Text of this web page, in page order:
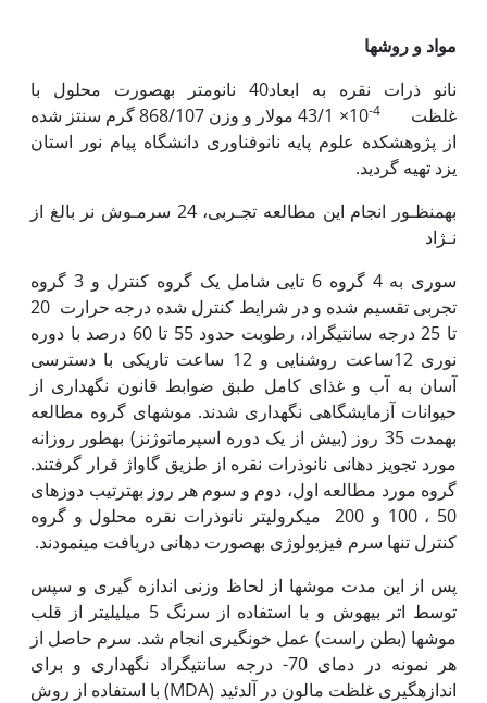
مواد و روش‏ها
نانو ذرات نقره به ابعاد40 نانومتر به‏صورت محلول با
غلظت4-
10× 43/1 مولار و وزن 868/107 گرم سنتز شده
از پژوهشکده علوم پایه نانوفناوری دانشگاه پیام نور استان
یزد تهیه گردید.
به‏منظـور انجام این مطالعه تجـربی، 24 سرمـوش نر بالغ از
نـژاد
سوری به 4 گروه 6 تایی شامل یک گروه کنترل و 3 گروه
تجربی تقسیم شده و در شرایط کنترل شده درجه حرارت 20
تا 25 درجه سانتی‏گراد، رطوبت حدود 55 تا 60 درصد با دوره
نوری 12ساعت روشنایی و 12 ساعت تاریکی با دسترسی
آسان به آب و غذای کامل طبق ضوابط قانون نگه‏داری از
حیوانات آزمایشگاهی نگه‏داری شدند. موش‏های گروه مطالعه
به‏مدت 35 روز (بیش از یک دوره اسپرماتوژنز) به‏طور روزانه
مورد تجویز دهانی نانوذرات نقره از طزیق گاواژ قرار گرفتند.
گروه مورد مطالعه اول، دوم و سوم هر روز به‏ترتیب دوزهای
50 ، 100 و 200 میکرولیتر نانوذرات نقره محلول و گروه
کنترل تنها سرم فیزیولوژی به‏صورت دهانی دریافت می‏نمودند.
پس از این مدت موش‏ها از لحاظ وزنی اندازه گیری و سپس
توسط اتر بی‏هوش و با استفاده از سرنگ 5 میلی‏لیتر از قلب
موش‏ها (بطن راست) عمل خون‏گیری انجام شد. سرم حاصل از
هر نمونه در دمای 70- درجه سانتی‏گراد نگه‏داری و برای
اندازه‏گیری غلظت مالون در آلدئید (MDA) با استفاده از روش